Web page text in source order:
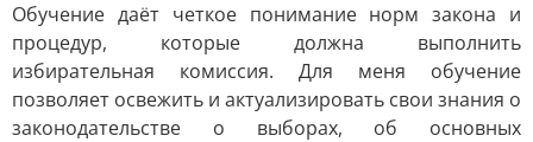
Обучение даёт четкое понимание норм закона и
процедур, которые должна выполнить
избирательная комиссия. Для меня обучение
позволяет освежить и актуализировать свои знания о
законодательстве о выборах, об основных